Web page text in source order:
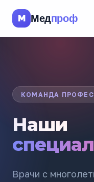
M Медпроф
КОМАНДА
Наши
Врачи с